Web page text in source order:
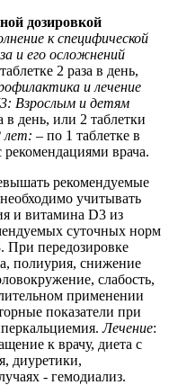
дозировкой
к специфической
и его осложнений
2 раза в день,
и лечение
Взрослым и детям
в день, или 2 таблетки
лет: – по 1 таблетке в
рекомендациями врача.
рекомендуемые
учитывать
и витамина D3 из
суточных норм
При передозировке
полиурия, снижение
слабость,
применении
показатели при
Лечение:
к врачу, диета с
диуретики,
- гемодиализ.